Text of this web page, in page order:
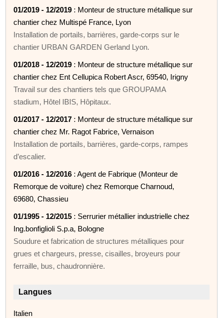
01/2019 - 12/2019 : Monteur de structure métallique sur
chantier chez Multispé France, Lyon
Installation de portails, barrières, garde-corps sur le
chantier URBAN GARDEN Gerland Lyon.
01/2018 - 12/2019 : Monteur de structure métallique sur
chantier chez Ent Cellupica Robert Ascr, 69540, Irigny
Travail sur des chantiers tels que GROUPAMA
stadium, Hôtel IBIS, Hôpitaux.
01/2017 - 12/2017 : Monteur de structure métallique sur
chantier chez Mr. Ragot Fabrice, Vernaison
Installation de portails, barrières, garde-corps, rampes
d’escalier.
01/2016 - 12/2016 : Agent de Fabrique (Monteur de
Remorque de voiture) chez Remorque Charnoud,
69680, Chassieu
01/1995 - 12/2015 : Serrurier métallier industrielle chez
Ing.bonfiglioli S.p.a, Bologne
Soudure et fabrication de structures métalliques pour
grues et chargeurs, presse, cisailles, broyeurs pour
ferraille, bus, chaudronnière.
Langues
Italien